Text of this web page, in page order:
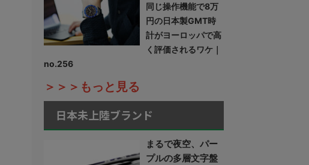
同じ操作機能で8万
円の日本製GMT時
計がヨーロッパで高
く評価されるワケ｜
no.256
＞＞＞もっと見る
日本未上陸ブランド
まるで夜空、パー
プルの多層文字盤